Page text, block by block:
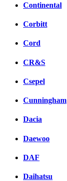
Continental
Corbitt
Cord
CR&S
Csepel
Cunningham
Dacia
Daewoo
DAF
Daihatsu